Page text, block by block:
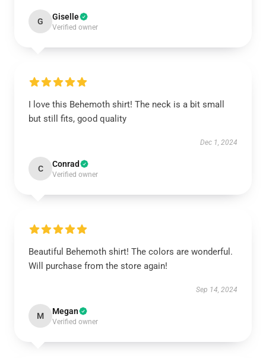
G Giselle
Verified owner
I love this Behemoth shirt! The neck is a bit small
but still fits, good quality
Dec 1, 2024
C Conrad
Verified owner
Beautiful Behemoth shirt! The colors are wonderful.
Will purchase from the store again!
Sep 14, 2024
M Megan
Verified owner